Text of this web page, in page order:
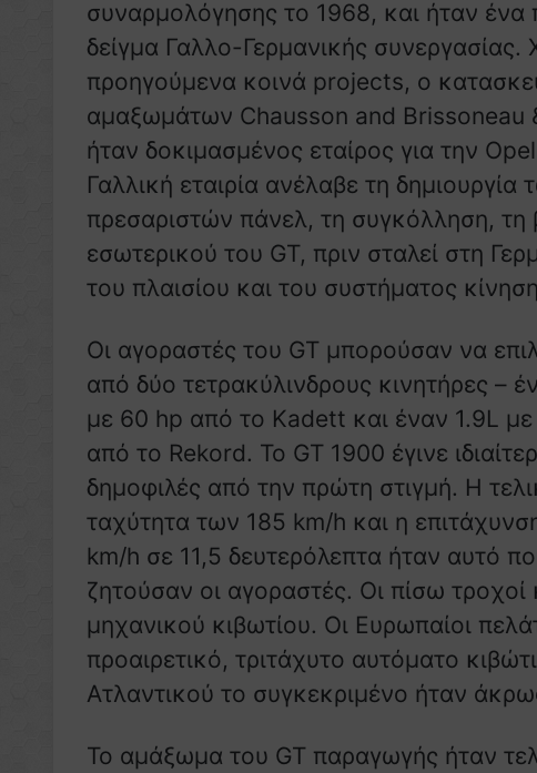
συναρμολόγησης το 1968, και ήταν ένα
δείγμα Γαλλο-Γερμανικής συνεργασίας.
προηγούμενα κοινά projects, ο
αμαξωμάτων Chausson and Brissoneau
ήταν δοκιμασμένος εταίρος για την
Γαλλική εταιρία ανέλαβε τη δημιουργία
πρεσαριστών πάνελ, τη συγκόλληση, τη
εσωτερικού του GT, πριν σταλεί στη
του πλαισίου και του συστήματος
Οι αγοραστές του GT μπορούσαν να
από δύο τετρακύλινδρους κινητήρες –
με 60 hp από το Kadett και έναν 1.9L
από το Rekord. Το GT 1900 έγινε
δημοφιλές από την πρώτη στιγμή. Η
ταχύτητα των 185 km/h και η
km/h σε 11,5 δευτερόλεπτα ήταν αυτό
ζητούσαν οι αγοραστές. Οι πίσω
μηχανικού κιβωτίου. Οι Ευρωπαίοι
προαιρετικό, τριτάχυτο αυτόματο
Ατλαντικού το συγκεκριμένο ήταν
Το αμάξωμα του GT παραγωγής ήταν